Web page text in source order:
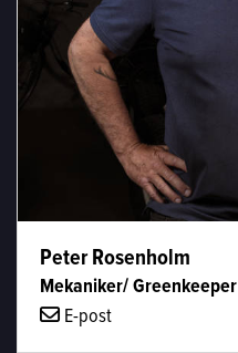
Peter Rosenholm
Mekaniker/ Greenkeeper
E-post